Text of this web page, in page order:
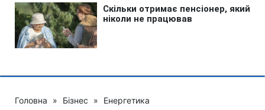
Головна » Бізнес » Енергетика